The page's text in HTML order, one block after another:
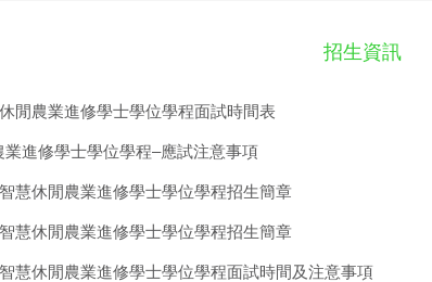
招生資訊
閒農業進修學士學位學程面試時間表
業進修學士學位學程–應試注意事項
慧休閒農業進修學士學位學程招生簡章
慧休閒農業進修學士學位學程招生簡章
慧休閒農業進修學士學位學程面試時間及注意事項